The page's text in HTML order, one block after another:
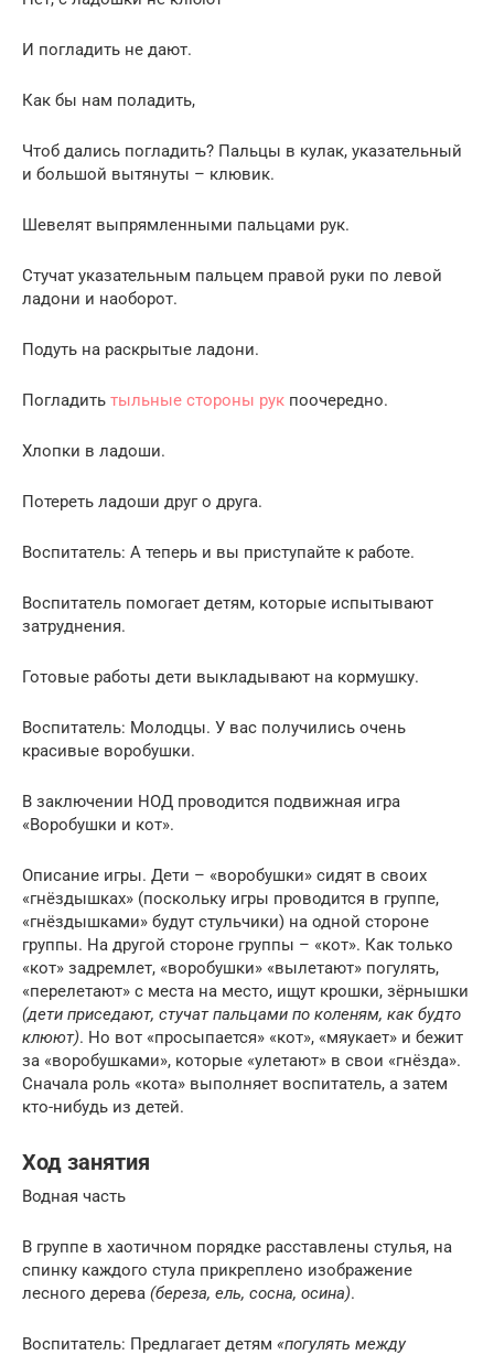
И погладить не дают.
Как бы нам поладить,
Чтоб дались погладить? Пальцы в кулак, указательный
и большой вытянуты – клювик.
Шевелят выпрямленными пальцами рук.
Стучат указательным пальцем правой руки по левой
ладони и наоборот.
Подуть на раскрытые ладони.
Погладить тыльные стороны рук поочередно.
Хлопки в ладоши.
Потереть ладоши друг о друга.
Воспитатель: А теперь и вы приступайте к работе.
Воспитатель помогает детям, которые испытывают
затруднения.
Готовые работы дети выкладывают на кормушку.
Воспитатель: Молодцы. У вас получились очень
красивые воробушки.
В заключении НОД проводится подвижная игра
«Воробушки и кот».
Описание игры. Дети – «воробушки» сидят в своих
«гнёздышках» (поскольку игры проводится в группе,
«гнёздышками» будут стульчики) на одной стороне
группы. На другой стороне группы – «кот». Как только
«кот» задремлет, «воробушки» «вылетают» погулять,
«перелетают» с места на место, ищут крошки, зёрнышки
(дети приседают, стучат пальцами по коленям, как будто
клюют). Но вот «просыпается» «кот», «мяукает» и бежит
за «воробушками», которые «улетают» в свои «гнёзда».
Сначала роль «кота» выполняет воспитатель, а затем
кто-нибудь из детей.
Ход занятия
Водная часть
В группе в хаотичном порядке расставлены стулья, на
спинку каждого стула прикреплено изображение
лесного дерева (береза, ель, сосна, осина).
Воспитатель: Предлагает детям «погулять между